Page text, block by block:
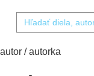
autor / autorka